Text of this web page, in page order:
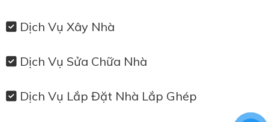
Dịch Vụ Xây Nhà
Dịch Vụ Sửa Chữa Nhà
Dịch Vụ Lắp Đặt Nhà Lắp Ghép